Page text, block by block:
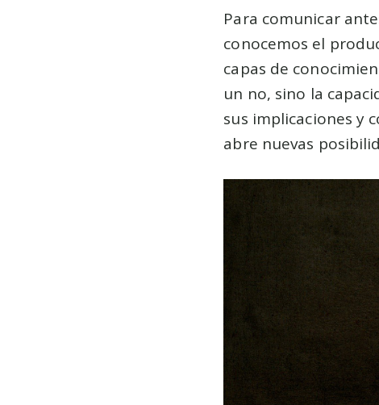
Para comunicar
conocemos el
capas de
un no, sino la
sus implicaciones y
abre nuevas